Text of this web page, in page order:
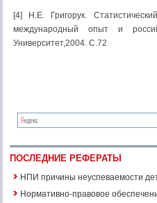
[4] Н.Е. Григорук.
международный опыт и
Университет,2004. С.72
ПОСЛЕДНИЕ РЕФЕРАТЫ
НПИ причины неуспеваемости
Нормативно-правовое